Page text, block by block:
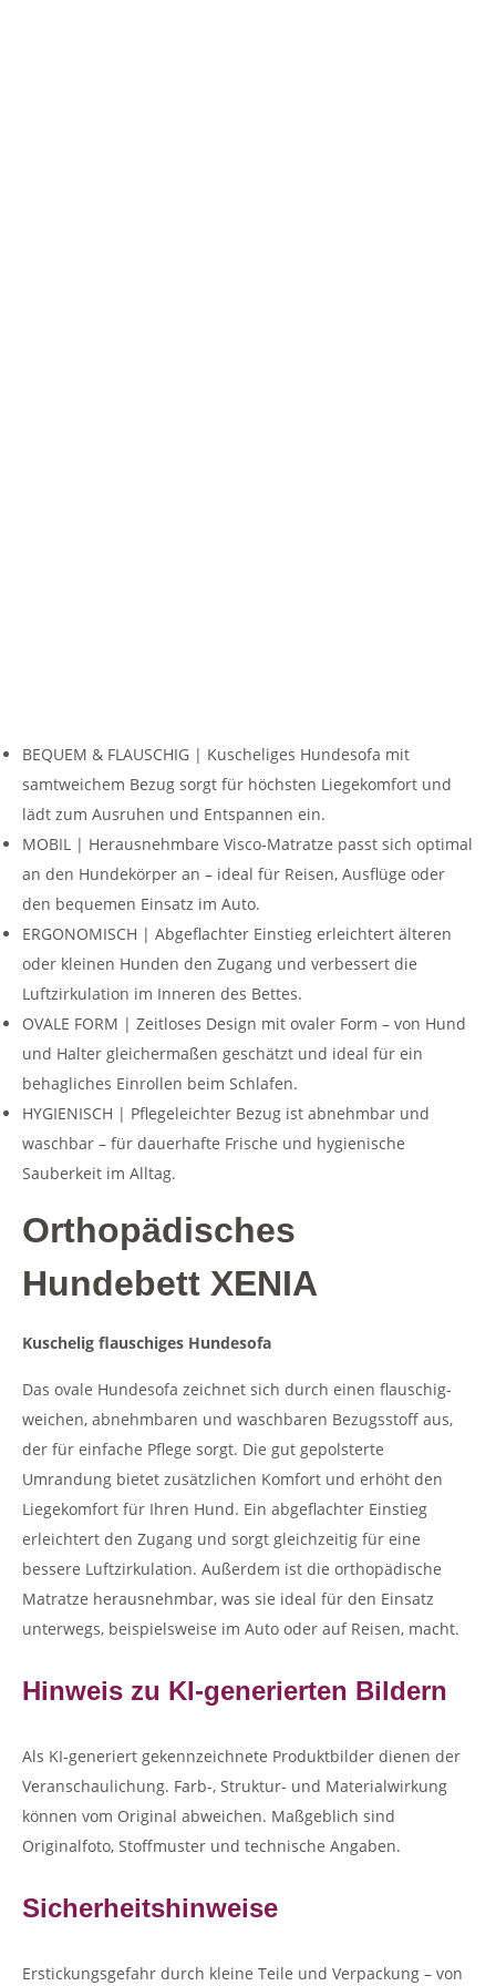
BEQUEM & FLAUSCHIG | Kuscheliges Hundesofa mit
samtweichem Bezug sorgt für höchsten Liegekomfort und
lädt zum Ausruhen und Entspannen ein.
MOBIL | Herausnehmbare Visco-Matratze passt sich optimal
an den Hundekörper an – ideal für Reisen, Ausflüge oder
den bequemen Einsatz im Auto.
ERGONOMISCH | Abgeflachter Einstieg erleichtert älteren
oder kleinen Hunden den Zugang und verbessert die
Luftzirkulation im Inneren des Bettes.
OVALE FORM | Zeitloses Design mit ovaler Form – von Hund
und Halter gleichermaßen geschätzt und ideal für ein
behagliches Einrollen beim Schlafen.
HYGIENISCH | Pflegeleichter Bezug ist abnehmbar und
waschbar – für dauerhafte Frische und hygienische
Sauberkeit im Alltag.
Orthopädisches
Hundebett XENIA
Kuschelig flauschiges Hundesofa
Das ovale Hundesofa zeichnet sich durch einen flauschig-
weichen, abnehmbaren und waschbaren Bezugsstoff aus,
der für einfache Pflege sorgt. Die gut gepolsterte
Umrandung bietet zusätzlichen Komfort und erhöht den
Liegekomfort für Ihren Hund. Ein abgeflachter Einstieg
erleichtert den Zugang und sorgt gleichzeitig für eine
bessere Luftzirkulation. Außerdem ist die orthopädische
Matratze herausnehmbar, was sie ideal für den Einsatz
unterwegs, beispielsweise im Auto oder auf Reisen, macht.
Hinweis zu KI-generierten Bildern
Als KI-generiert gekennzeichnete Produktbilder dienen der
Veranschaulichung. Farb-, Struktur- und Materialwirkung
können vom Original abweichen. Maßgeblich sind
Originalfoto, Stoffmuster und technische Angaben.
Sicherheitshinweise
Erstickungsgefahr durch kleine Teile und Verpackung – von